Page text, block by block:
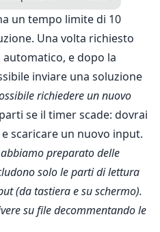
un tempo limite di 10
Una volta richiesto
e dopo la
inviare una soluzione
richiedere un nuovo
se il timer scade: dovrai
scaricare un nuovo input.
preparato delle
solo le parti di lettura
(da tastiera e su schermo).
su file decommentando le